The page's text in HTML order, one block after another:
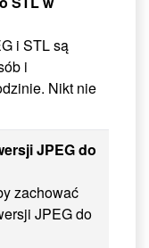
i STL są
i
Nikt nie
JPEG do
zachować
JPEG do